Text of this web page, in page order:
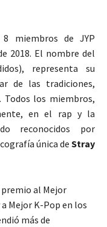
miembros de JYP
2018. El nombre del
representa su
de las tradiciones,
los miembros,
en el rap y la
reconocidos por
única de Stray
al Mejor
Mejor K-Pop en los
más de